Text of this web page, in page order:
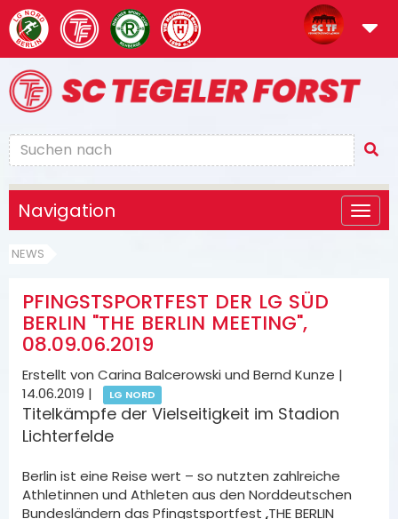
Navigation
NEWS
PFINGSTSPORTFEST DER LG SÜD
BERLIN "THE BERLIN MEETING",
08.09.06.2019
Erstellt von Carina Balcerowski und Bernd Kunze |
14.06.2019 | LG NORD
Titelkämpfe der Vielseitigkeit im Stadion
Lichterfelde
Berlin ist eine Reise wert – so nutzten zahlreiche
Athletinnen und Athleten aus den Norddeutschen
Bundesländern das Pfingstsportfest „THE BERLIN